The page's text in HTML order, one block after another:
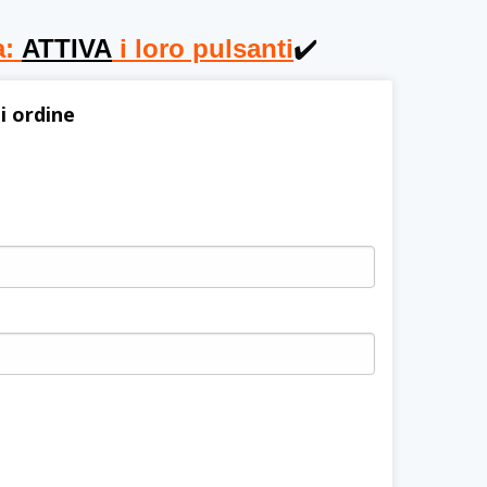
ATTIVA i loro pulsanti✔️
ordine